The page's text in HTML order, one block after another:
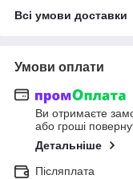
Всі умови доставки
Умови оплати
Ви отримаєте
або гроші
Детальніше
Післяплата